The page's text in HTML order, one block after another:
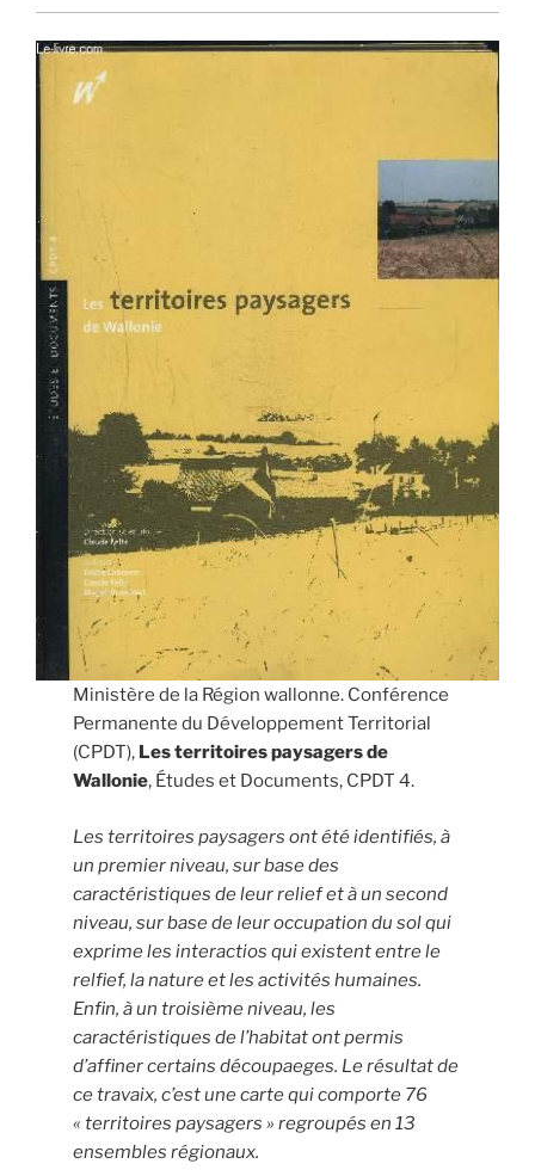
Ministère de la Région wallonne. Conférence
Permanente du Développement Territorial
(CPDT), Les territoires paysagers de
Wallonie, Études et Documents, CPDT 4.
Les territoires paysagers ont été identifiés, à
un premier niveau, sur base des
caractéristiques de leur relief et à un second
niveau, sur base de leur occupation du sol qui
exprime les interactios qui existent entre le
relfief, la nature et les activités humaines.
Enfin, à un troisième niveau, les
caractéristiques de l’habitat ont permis
d’affiner certains découpaeges. Le résultat de
ce travaix, c’est une carte qui comporte 76
« territoires paysagers » regroupés en 13
ensembles régionaux.